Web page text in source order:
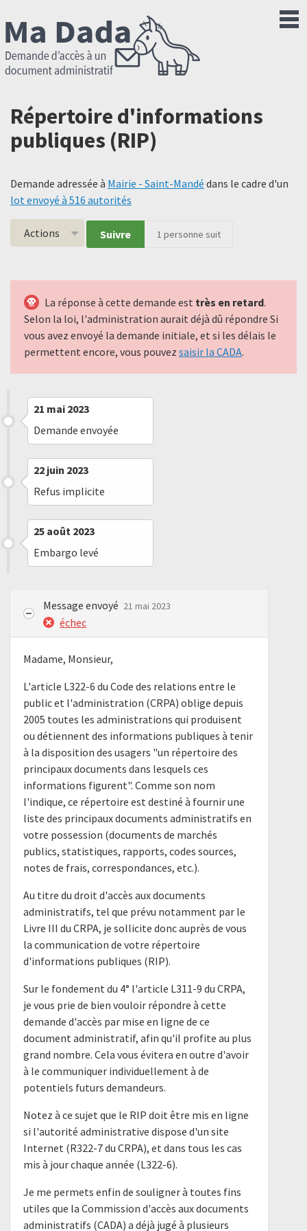
Répertoire d'informations
publiques (RIP)
Demande adressée à Mairie - Saint-Mandé dans le cadre d'un
lot envoyé à 516 autorités
Actions Suivre 1 personne suit
La réponse à cette demande est très en retard.
Selon la loi, l'administration aurait déjà dû répondre Si
vous avez envoyé la demande initiale, et si les délais le
permettent encore, vous pouvez saisir la CADA.
21 mai 2023
Demande envoyée
22 juin 2023
Refus implicite
25 août 2023
Embargo levé
Message envoyé 21 mai 2023
échec
Madame, Monsieur,
L'article L322-6 du Code des relations entre le
public et l'administration (CRPA) oblige depuis
2005 toutes les administrations qui produisent
ou détiennent des informations publiques à tenir
à la disposition des usagers "un répertoire des
principaux documents dans lesquels ces
informations figurent". Comme son nom
l'indique, ce répertoire est destiné à fournir une
liste des principaux documents administratifs en
votre possession (documents de marchés
publics, statistiques, rapports, codes sources,
notes de frais, correspondances, etc.).
Au titre du droit d'accès aux documents
administratifs, tel que prévu notamment par le
Livre III du CRPA, je sollicite donc auprès de vous
la communication de votre répertoire
d'informations publiques (RIP).
Sur le fondement du 4° l'article L311-9 du CRPA,
je vous prie de bien vouloir répondre à cette
demande d'accès par mise en ligne de ce
document administratif, afin qu'il profite au plus
grand nombre. Cela vous évitera en outre d'avoir
à le communiquer individuellement à de
potentiels futurs demandeurs.
Notez à ce sujet que le RIP doit être mis en ligne
si l'autorité administrative dispose d'un site
Internet (R322-7 du CRPA), et dans tous les cas
mis à jour chaque année (L322-6).
Je me permets enfin de souligner à toutes fins
utiles que la Commission d'accès aux documents
administratifs (CADA) a déjà jugé à plusieurs